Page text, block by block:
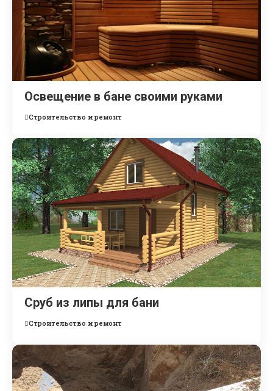
Освещение в бане своими руками
Строительство и ремонт
Сруб из липы для бани
Строительство и ремонт